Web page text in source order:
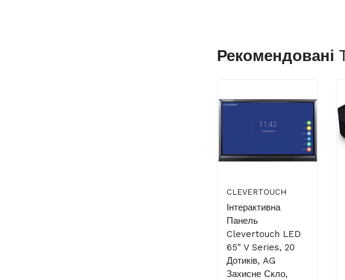
Рекомендовані
CLEVERTOUCH
Інтерактивна
Панель
Clevertouch LED
65" V Series, 20
Дотиків, AG
Захисне Скло,